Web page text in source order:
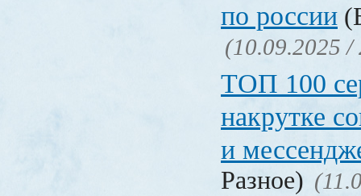
по россии
(10.09.2025 /
ТОП 100
накрутке
и
Разное)